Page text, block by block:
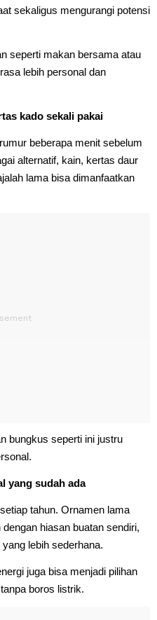
sekaligus mengurangi potensi
seperti makan bersama atau
lebih personal dan
kado sekali pakai
beberapa menit sebelum
alternatif, kain, kertas daur
lama bisa dimanfaatkan
bungkus seperti ini justru
yang sudah ada
tahun. Ornamen lama
hiasan buatan sendiri,
lebih sederhana.
juga bisa menjadi pilihan
boros listrik.